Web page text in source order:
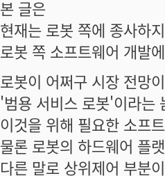
본 글은
현재는 로봇 쪽에 종사하
로봇 쪽 소프트웨어 개발
로봇이 어쩌구 시장 전망
'범용 서비스 로봇'이라는
이것을 위해 필요한 소프
물론 로봇의 하드웨어 플
다른 말로 상위제어 부분